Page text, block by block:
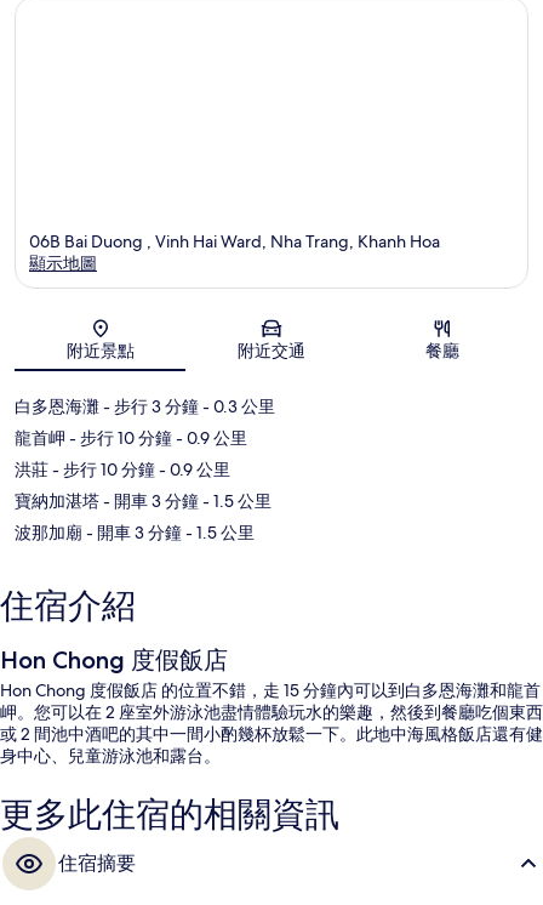
地圖
06B Bai Duong , Vinh Hai Ward, Nha Trang, Khanh Hoa
顯示地圖
附近景點 附近交通 餐廳
白多恩海灘- 步行 3 分鐘- 0.3 公里
龍首岬 - 步行 10 分鐘- 0.9 公里
洪莊- 步行 10 分鐘- 0.9 公里
寶納加湛塔- 開車 3 分鐘- 1.5 公里
波那加廟 - 開車 3 分鐘- 1.5 公里
住宿介紹
Hon Chong 度假飯店
Hon Chong 度假飯店 的位置不錯，走 15 分鐘內可以到白多恩海灘和龍首
岬。您可以在 2 座室外游泳池盡情體驗玩水的樂趣，然後到餐廳吃個東西
或 2 間池中酒吧的其中一間小酌幾杯放鬆一下。此地中海風格飯店還有健
身中心、兒童游泳池和露台。
更多此住宿的相關資訊
住宿摘要